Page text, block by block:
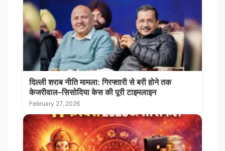
दिल्ली शराब नीति मामला: गिरफ्तारी से बरी होने तक
केजरीवाल–सिसोदिया केस की पूरी टाइमलाइन
February 27, 2026